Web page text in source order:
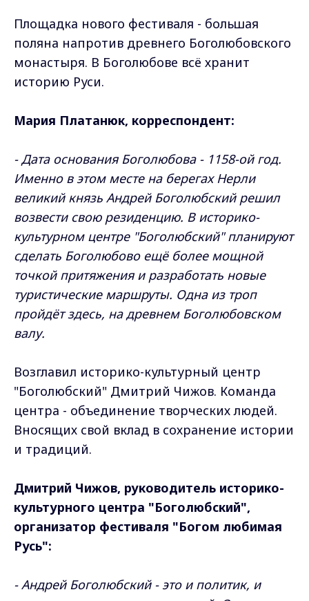
Площадка нового фестиваля - большая
поляна напротив древнего Боголюбовского
монастыря. В Боголюбове всё хранит
историю Руси.
Мария Платанюк, корреспондент:
- Дата основания Боголюбова - 1158-ой год.
Именно в этом месте на берегах Нерли
великий князь Андрей Боголюбский решил
возвести свою резиденцию. В историко-
культурном центре "Боголюбский" планируют
сделать Боголюбово ещё более мощной
точкой притяжения и разработать новые
туристические маршруты. Одна из троп
пройдёт здесь, на древнем Боголюбовском
валу.
Возглавил историко-культурный центр
"Боголюбский" Дмитрий Чижов. Команда
центра - объединение творческих людей.
Вносящих свой вклад в сохранение истории
и традиций.
Дмитрий Чижов, руководитель историко-
культурного центра "Боголюбский",
организатор фестиваля "Богом любимая
Русь":
- Андрей Боголюбский - это и политик, и